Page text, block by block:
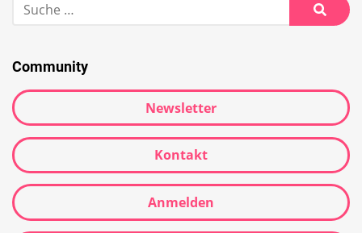
Community
Newsletter
Kontakt
Anmelden